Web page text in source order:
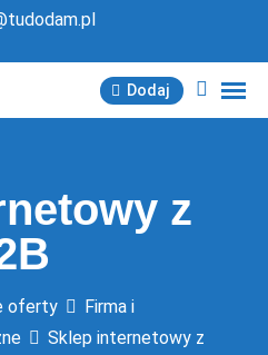
Dodaj
z
oferty
Firma i
Sklep internetowy z